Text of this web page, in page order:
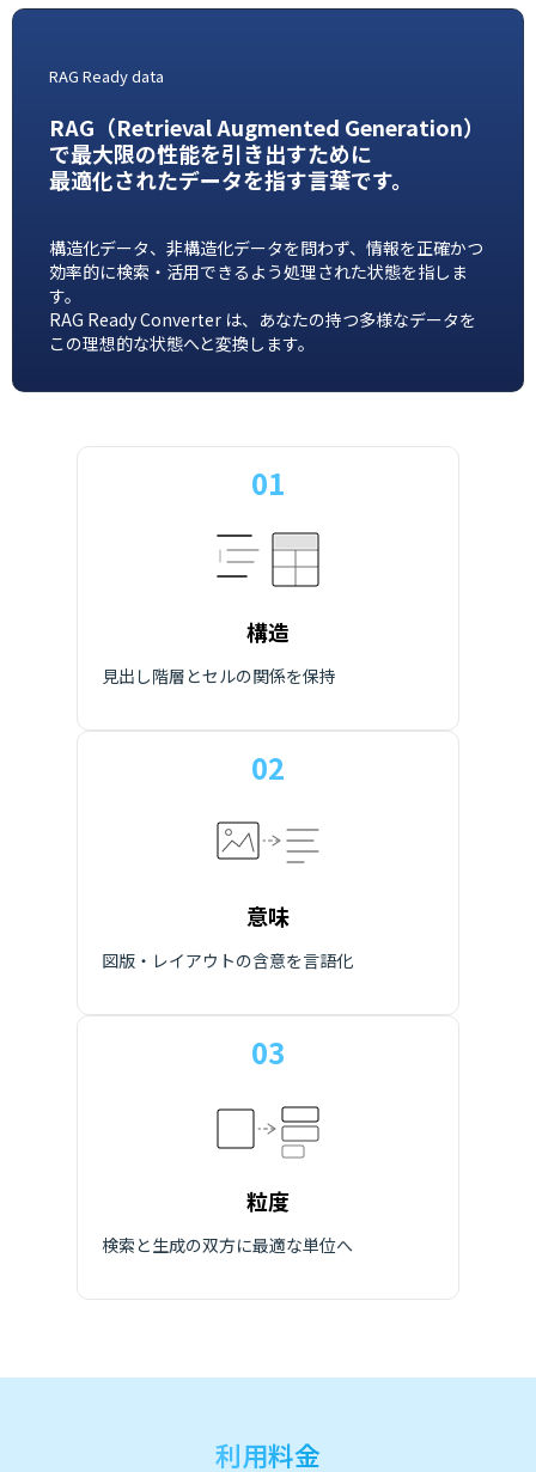
RAG Ready data
RAG（Retrieval Augmented Generation）
で最大限の性能を引き出すために
最適化されたデータを指す言葉です。
構造化データ、非構造化データを問わず、情報を正確かつ
効率的に検索・活用できるよう処理された状態を指しま
す。
RAG Ready Converter は、あなたの持つ多様なデータを
この理想的な状態へと変換します。
01
構造
見出し階層とセルの関係を保持
02
意味
図版・レイアウトの含意を言語化
03
粒度
検索と生成の双方に最適な単位へ
利用料金